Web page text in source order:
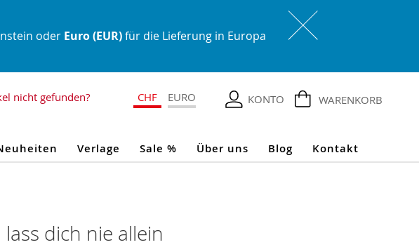
oder Euro (EUR)für die Lieferung in Europa
WARENKORB
KONTO
nicht gefunden? CHF EURO
Verlage Sale % Über uns Blog Kontakt
lass dich nie allein